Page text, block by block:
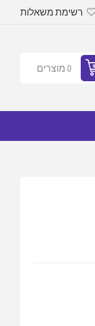
רשימת משאלות
0 מוצרים